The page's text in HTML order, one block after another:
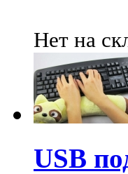
Нет на
USB